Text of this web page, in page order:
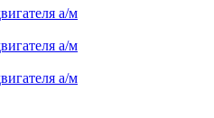
а/м
а/м
а/м